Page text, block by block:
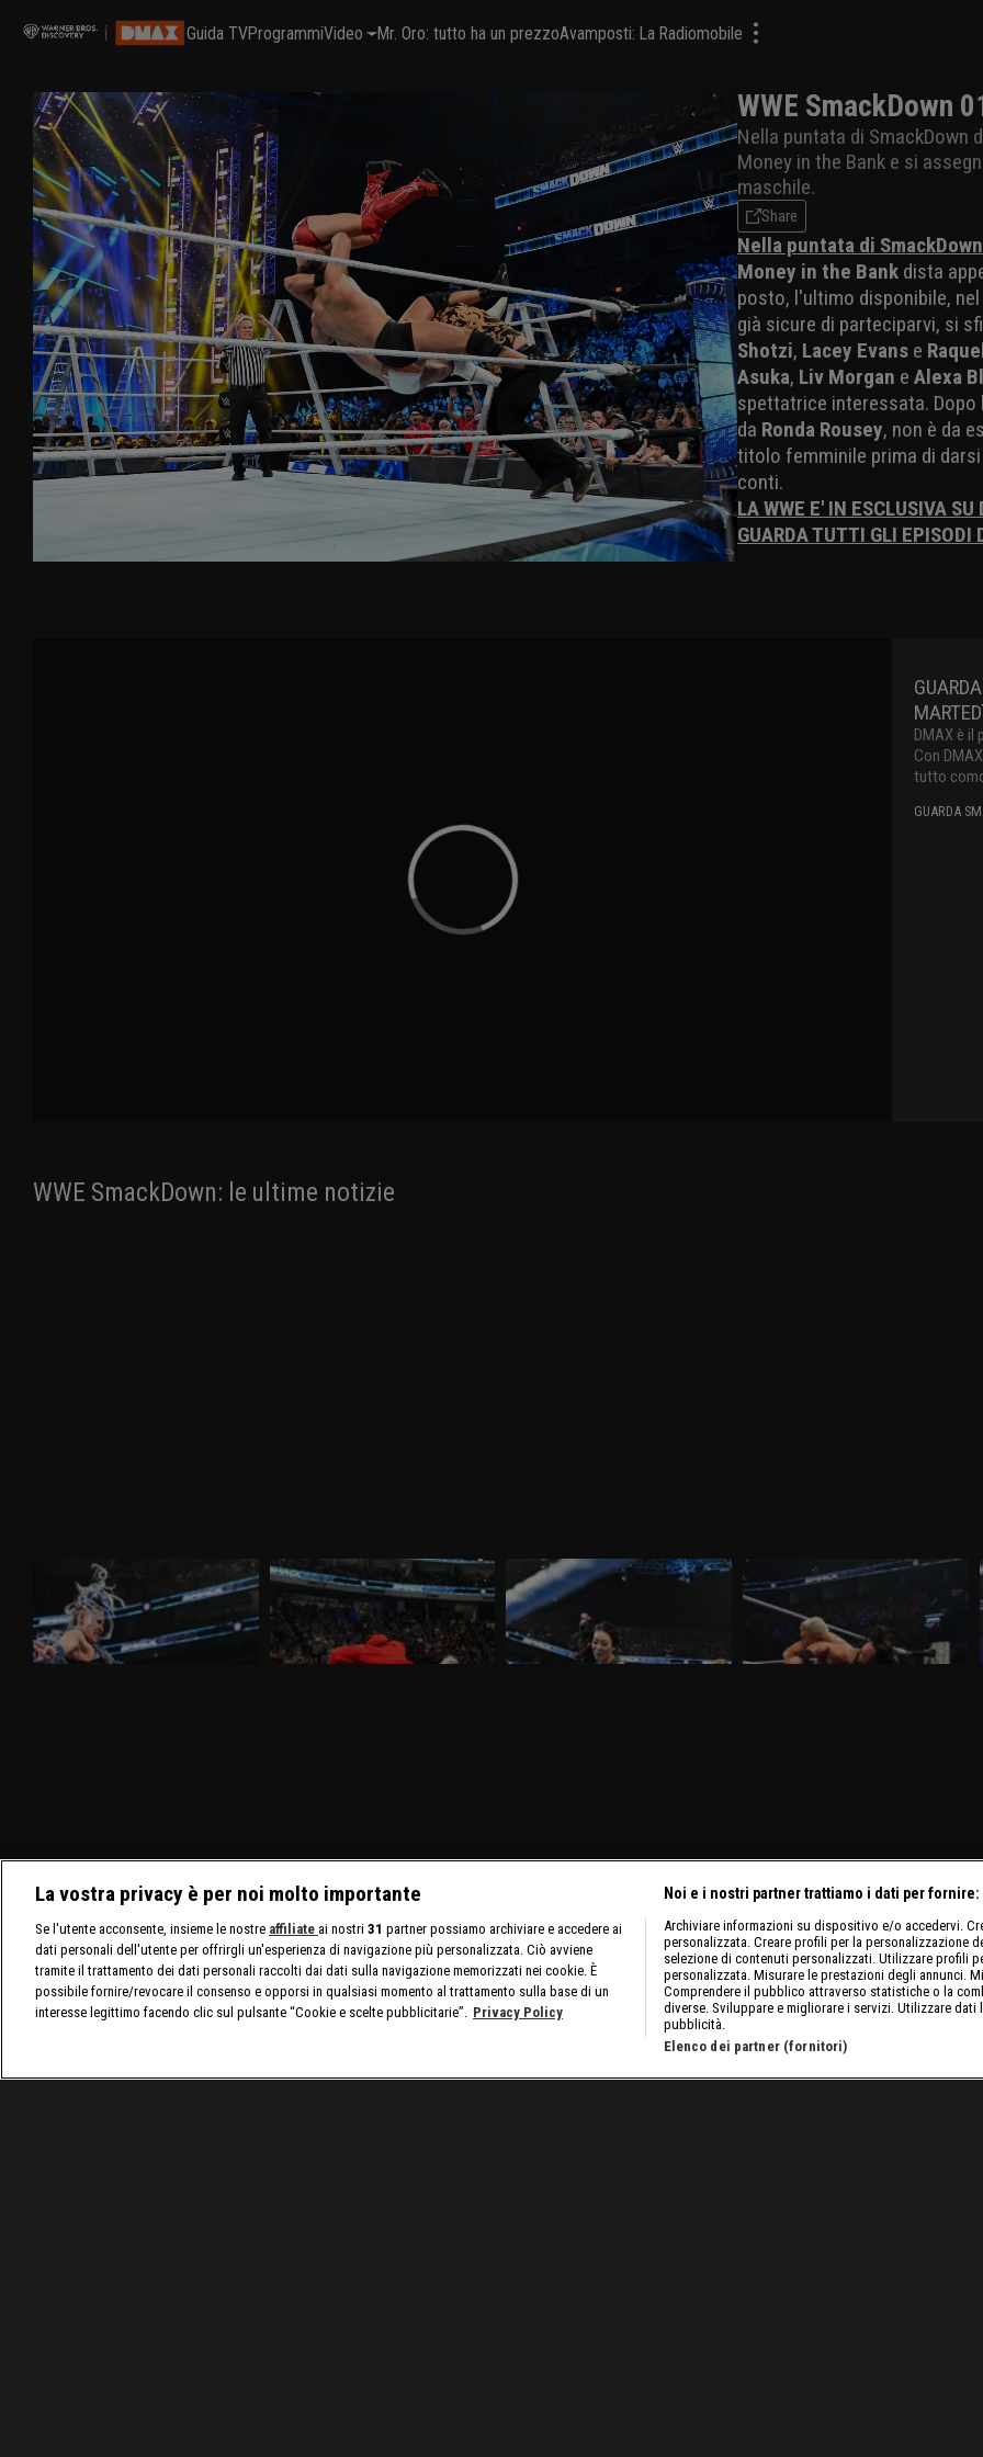
Guida TVProgrammiVideo Mr. Oro: tutto ha un prezzoAvamposti: La Radiomobile
WWE SmackDown
Nella puntata di SmackDown
Money in the Bank e si
maschile.
Share
Nella puntata di
Money in the Bank dista
posto, l'ultimo disponibile,
già sicure di parteciparvi, si
Shotzi, Lacey Evans e
Asuka, Liv Morgan e Alexa
spettatrice interessata. Dopo
da Ronda Rousey, non è da
titolo femminile prima di
conti.
LA WWE E' IN ESCLUSIVA
GUARDA TUTTI GLI EPISODI
DMAX è il
Con
tutto
GUARDA
WWE SmackDown: le ultime notizie
WWE SmackDown 27 marzo 2026:
Tiffany sfida Giulia
Nella puntata di SmackDown del 27
marzo, visibile su discovery+, Giulia e
Tiffany Stratton si sfidano in un Non Title
Match. Charlotte Flair e Alexa Bliss
WWE SmackDown 20 marzo 2026:
Drew e Jacob alla resa dei conti
Nella puntata di SmackDown del 20
marzo, visibile su discovery+, c'è il
match molto atteso fra Drew McIntyre e
Jacob Fatu. In palio sia i titoli tag team
WWE SmackDown 13 marzo 2026:
insidia Michin per Jade
Nella puntata di SmackDown del 13
marzo, visibile su discovery+, Cody
Rhodes e Randy Orton firmano il
contratto per il match di WrestleMania
WWE SmackDown 6 marzo 2026: è
ancora Drew contro Cody
Nella puntata di SmackDown del 6 marzo,
visibile su discovery+, Drew McIntyre
difende l'Undisputed WWE Championship
contro Cody Rhodes.
La vostra privacy è per noi molto importante
Se l'utente acconsente, insieme le nostre affiliate ai nostri 31 partner possiamo archiviare e accedere ai
dati personali dell'utente per offrirgli un'esperienza di navigazione più personalizzata. Ciò avviene
tramite il trattamento dei dati personali raccolti dai dati sulla navigazione memorizzati nei cookie. È
possibile fornire/revocare il consenso e opporsi in qualsiasi momento al trattamento sulla base di un
interesse legittimo facendo clic sul pulsante “Cookie e scelte pubblicitarie”. Privacy Policy
Noi e i nostri partner trattiamo i dati per fornire:
Archiviare informazioni su dispositivo e/o accedervi.
personalizzata. Creare profili per la personalizzazione
selezione di contenuti personalizzati. Utilizzare profili
personalizzata. Misurare le prestazioni degli annunci.
Comprendere il pubblico attraverso statistiche o la
diverse. Sviluppare e migliorare i servizi. Utilizzare dati
pubblicità.
Elenco dei partner (fornitori)